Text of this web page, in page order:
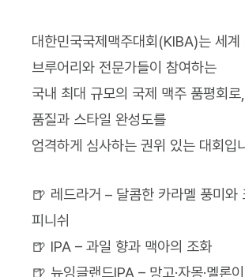
대한민국국제맥주대회(KIBA)는 세계
브루어리와 전문가들이 참여하는
국내 최대 규모의 국제 맥주 품평회로
품질과 스타일 완성도를
엄격하게 심사하는 권위 있는 대회입
🍺 레드라거 – 달콤한 카라멜 풍미와
피니쉬
🍺 IPA – 과일 향과 맥아의 조화
🍺 뉴잉글랜드IPA – 망고·자몽·멜론